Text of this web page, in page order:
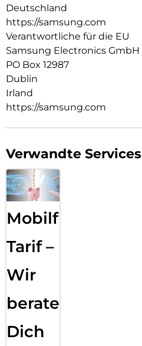
Deutschland
https://samsung.com
Verantwortliche für die EU
Samsung Electronics GmbH
PO Box 12987
Dublin
Irland
https://samsung.com
Verwandte Services
Mobilfunk
Tarif –
Wir
beraten
Dich